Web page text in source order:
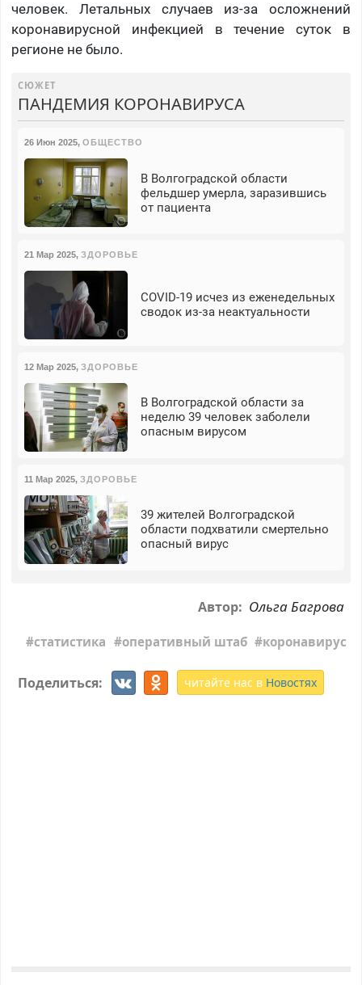
человек. Летальных случаев из-за осложнений
коронавирусной инфекцией в течение суток в
регионе не было.
СЮЖЕТ
ПАНДЕМИЯ КОРОНАВИРУСА
26 Июн 2025, ОБЩЕСТВО
В Волгоградской области
фельдшер умерла, заразившись
от пациента
21 Мар 2025, ЗДОРОВЬЕ
COVID-19 исчез из еженедельных
сводок из-за неактуальности
12 Мар 2025, ЗДОРОВЬЕ
В Волгоградской области за
неделю 39 человек заболели
опасным вирусом
11 Мар 2025, ЗДОРОВЬЕ
39 жителей Волгоградской
области подхватили смертельно
опасный вирус
Автор: Ольга Багрова
статистика оперативный штаб коронавирус
Поделиться: читайте нас в Новостях